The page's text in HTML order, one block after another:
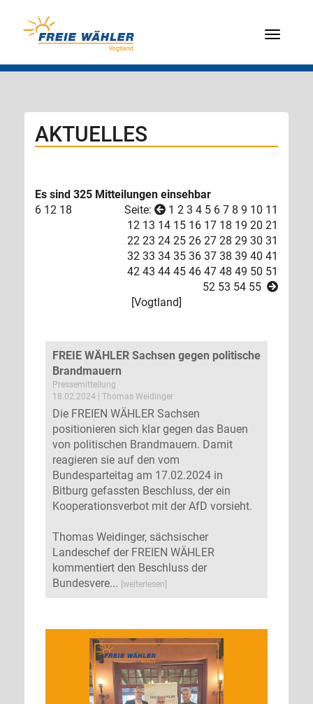
Menü
AKTUELLES
Es sind 325 Mitteilungen einsehbar
6 12 18 Seite: 1 2 3 4 5 6 7 8 9 10 11
12 13 14 15 16 17 18 19 20 21
22 23 24 25 26 27 28 29 30 31
32 33 34 35 36 37 38 39 40 41
42 43 44 45 46 47 48 49 50 51
52 53 54 55
[Vogtland]
FREIE WÄHLER Sachsen gegen politische
Brandmauern
Pressemitteilung
18.02.2024 | Thomas Weidinger
Die FREIEN WÄHLER Sachsen
positionieren sich klar gegen das Bauen
von politischen Brandmauern. Damit
reagieren sie auf den vom
Bundesparteitag am 17.02.2024 in
Bitburg gefassten Beschluss, der ein
Kooperationsverbot mit der AfD vorsieht.
Thomas Weidinger, sächsischer
Landeschef der FREIEN WÄHLER
kommentiert den Beschluss der
Bundesvere... [weiterlesen]